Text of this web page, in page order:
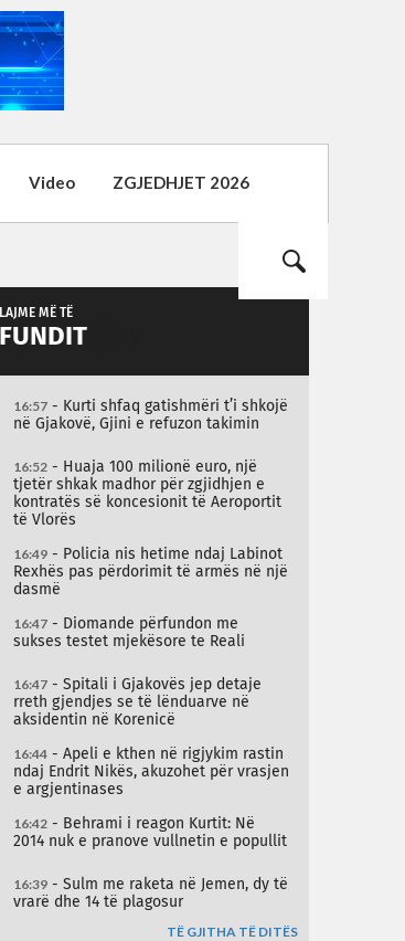
Video ZGJEDHJET 2026
LAJME MË TË
FUNDIT
16:57 - Kurti shfaq gatishmëri t’i shkojë
në Gjakovë, Gjini e refuzon takimin
16:52 - Huaja 100 milionë euro, një
tjetër shkak madhor për zgjidhjen e
kontratës së koncesionit të Aeroportit
të Vlorës
16:49 - Policia nis hetime ndaj Labinot
Rexhës pas përdorimit të armës në një
dasmë
16:47 - Diomande përfundon me
sukses testet mjekësore te Reali
16:47 - Spitali i Gjakovës jep detaje
rreth gjendjes se të lënduarve në
aksidentin në Korenicë
16:44 - Apeli e kthen në rigjykim rastin
ndaj Endrit Nikës, akuzohet për vrasjen
e argjentinases
16:42 - Behrami i reagon Kurtit: Në
2014 nuk e pranove vullnetin e popullit
16:39 - Sulm me raketa në Jemen, dy të
vrarë dhe 14 të plagosur
TË GJITHA TË DITËS